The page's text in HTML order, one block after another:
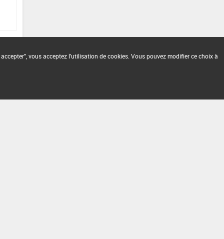
vous acceptez l'utilisation de cookies. Vous pouvez modifier ce choix à